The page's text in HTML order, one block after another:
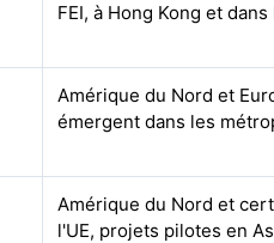
FEI, à Hong Kong et
Amérique du Nord et
émergent dans les
Amérique du Nord et
l'UE, projets pilotes en